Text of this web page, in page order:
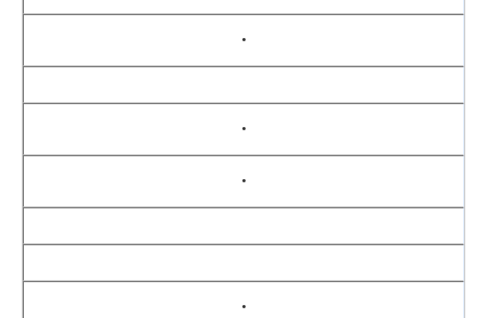
•
•
•
•